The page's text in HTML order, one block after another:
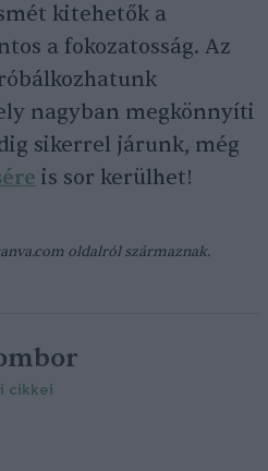
kitehetők a
a fokozatosság. Az
nagyban megkönnyíti
sikerrel járunk, még
is sor kerülhet!
oldalról származnak.
cikkei